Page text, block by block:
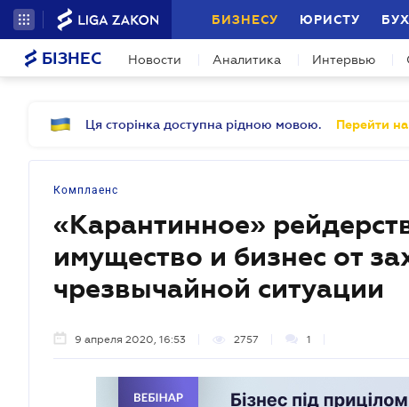
БИЗНЕСУ ЮРИСТУ
БІЗНЕС Новости Аналитика Интервью
Ця сторінка доступна рідною мовою. Перейти на
Комплаенс
«Карантинное»
имущество и бизнес от
чрезвычайной ситуации
9 апреля 2020, 16:53 2757 1